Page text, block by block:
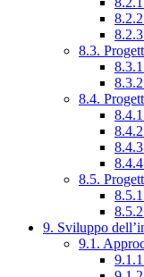
8.3.
8.4.
8.5.
9. Sviluppo
9.1.